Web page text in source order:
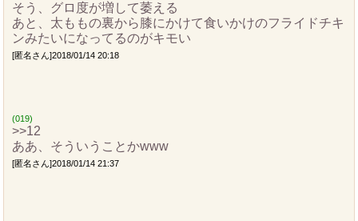
そう、グロ度が増して萎える
あと、太ももの裏から膝にかけて食いかけのフライドチキ
ンみたいになってるのがキモい
[匿名さん]2018/01/14 20:18
(019)
>>12
ああ、そういうことかwww
[匿名さん]2018/01/14 21:37